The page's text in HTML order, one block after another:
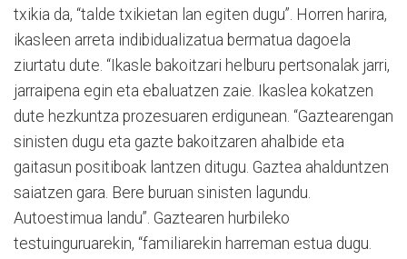
txikia da, “talde txikietan lan egiten dugu”. Horren harira,
ikasleen arreta indibidualizatua bermatua dagoela
ziurtatu dute. “Ikasle bakoitzari helburu pertsonalak jarri,
jarraipena egin eta ebaluatzen zaie. Ikaslea kokatzen
dute hezkuntza prozesuaren erdigunean. “Gaztearengan
sinisten dugu eta gazte bakoitzaren ahalbide eta
gaitasun positiboak lantzen ditugu. Gaztea ahalduntzen
saiatzen gara. Bere buruan sinisten lagundu.
Autoestimua landu”. Gaztearen hurbileko
testuinguruarekin, “familiarekin harreman estua dugu.